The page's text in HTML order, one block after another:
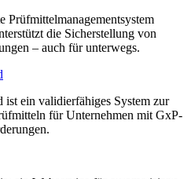
Prüfmittelmanagementsystem
die Sicherstellung von
– auch für unterwegs.
ein validierfähiges System zur
für Unternehmen mit GxP-